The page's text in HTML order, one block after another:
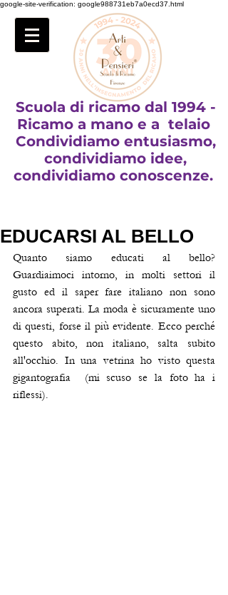
google-site-verification: google988731eb7a0ecd37.html
Scuola di ricamo dal 1994 -
Ricamo a mano e a telaio
Condividiamo entusiasmo,
condividiamo idee,
condividiamo conoscenze.
EDUCARSI AL BELLO
Quanto siamo educati al bello?
Guardiaimoci intorno, in molti settori il
gusto ed il saper fare italiano non sono
ancora superati. La moda è sicuramente uno
di questi, forse il più evidente. Ecco perché
questo abito, non italiano, salta subito
all'occhio. In una vetrina ho visto questa
gigantografia  (mi scuso se la foto ha i
riflessi).